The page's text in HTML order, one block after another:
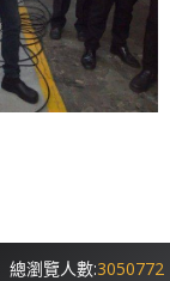
總瀏覽人數:3050772